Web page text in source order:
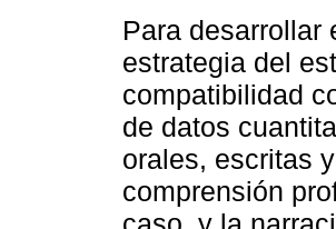
Para desarrollar
estrategia del
compatibilidad
de datos
orales, escritas
comprensión